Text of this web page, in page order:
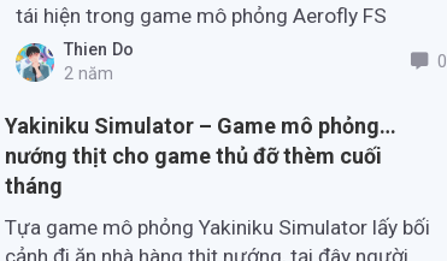
tái hiện trong game mô phỏng Aerofly FS
Global sẽ làm game thủ phải choáng ngợp.
Thien Do
2 năm
0
Yakiniku Simulator – Game mô phỏng…
nướng thịt cho game thủ đỡ thèm cuối
tháng
Tựa game mô phỏng Yakiniku Simulator lấy bối
cảnh đi ăn nhà hàng thịt nướng, tại đây người